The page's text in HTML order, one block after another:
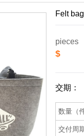
Felt
pieces
$
交期：
数量（
交付周